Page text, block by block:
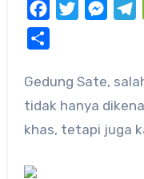
FacebookTwitter
Gedung Sate, salah satu ikon kota Bandung,
tidak hanya
khas, tetapi juga